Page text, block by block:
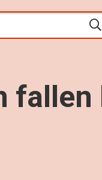
fallen